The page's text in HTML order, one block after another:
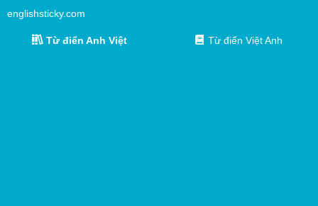
englishsticky.com
Từ điển Anh Việt Từ điển Việt Anh